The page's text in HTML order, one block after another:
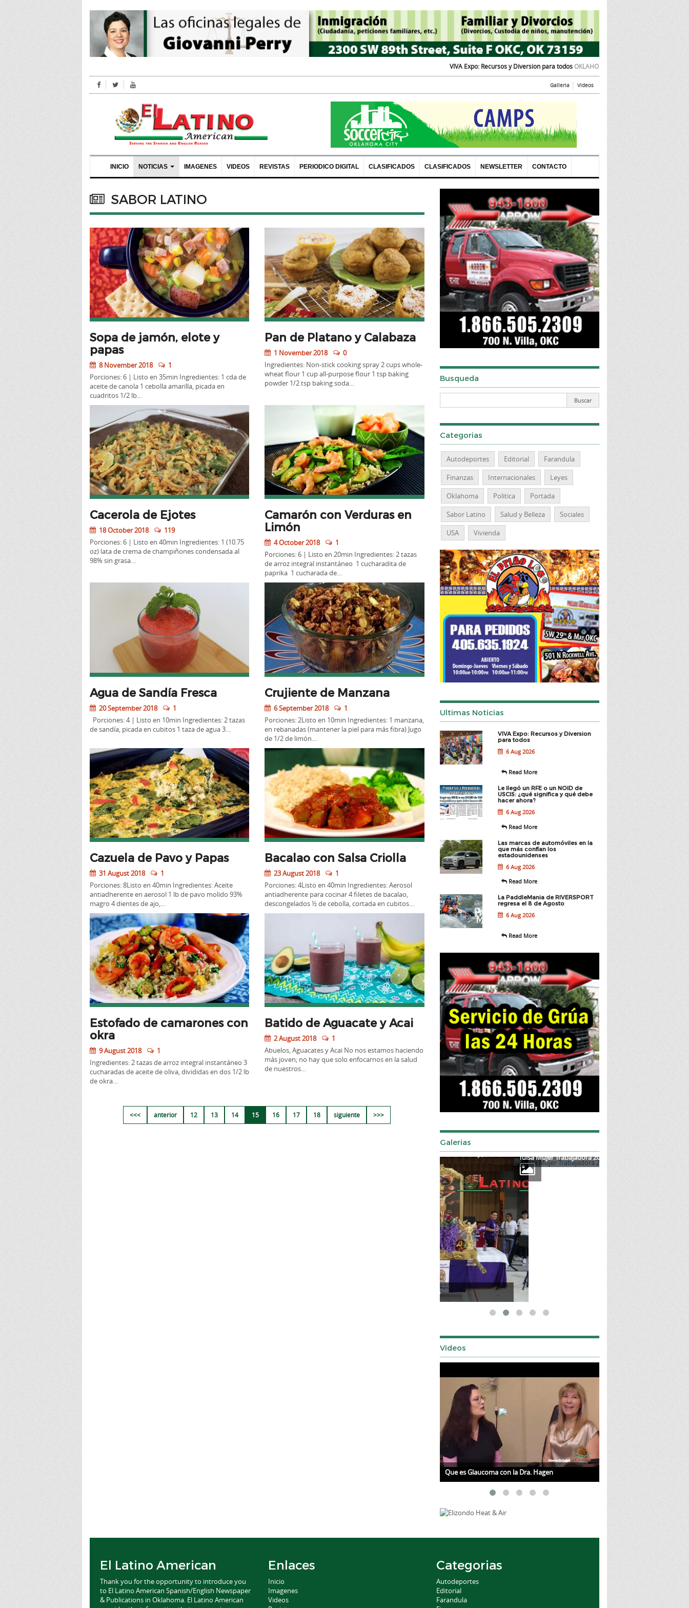
VIVA Expo: Recursos y Diversion para todosOKLAHOMA CITY, OK – La Cámara de Comercio Hispana
Galleria Videos
INICIO NOTICIAS IMAGENES VIDEOS REVISTAS PERIODICO DIGITAL CLASIFICADOS CLASIFICADOS NEWSLETTER CONTACTO
SABOR LATINO
Sopa de jamón, elote y
papas
8 November 2018
1
Porciones: 6 | Listo en 35min Ingredientes: 1 cda de
aceite de canola 1 cebolla amarilla, picada en
cuadritos 1/2 lb…
Pan de Platano y Calabaza
1 November 2018
0
Ingredientes: Non-stick cooking spray 2 cups whole-
wheat flour 1 cup all-purpose flour 1 tsp baking
powder 1/2 tsp baking soda…
Cacerola de Ejotes
18 October 2018
119
Porciones: 6 | Listo en 40min Ingredientes: 1 (10.75
oz) lata de crema de champiñones condensada al
98% sin grasa…
Camarón con Verduras en
Limón
4 October 2018
1
Porciones: 6 | Listo en 20min Ingredientes: 2 tazas
de arroz integral instantáneo 1 cucharadita de
paprika 1 cucharada de…
Agua de Sandía Fresca
20 September 2018
1
Porciones: 4 | Listo en 10min Ingredientes: 2 tazas
de sandía, picada en cubitos 1 taza de agua 3…
Crujiente de Manzana
6 September 2018
1
Porciones: 2Listo en 10min Ingredientes: 1 manzana,
en rebanadas (mantener la piel para más fibra) Jugo
de 1/2 de limón…
Cazuela de Pavo y Papas
31 August 2018
1
Porciones: 8Listo en 40min Ingredientes: Aceite
antiadherente en aerosol 1 lb de pavo molido 93%
magro 4 dientes de ajo,…
Bacalao con Salsa Criolla
23 August 2018
1
Porciones: 4Listo en 40min Ingredientes: Aerosol
antiadherente para cocinar 4 filetes de bacalao,
descongelados ½ de cebolla, cortada en cubitos…
Estofado de camarones con
okra
9 August 2018
1
Ingredientes: 2 tazas de arroz integral instantáneo 3
cucharadas de aceite de oliva, divididas en dos 1/2 lb
de okra…
Batido de Aguacate y Acai
2 August 2018
1
Abuelos, Aguacates y Acai No nos estamos haciendo
más joven; no hay que solo enfocarnos en la salud
de nuestros…
<<< anterior 12 13 14 15 16 17 18 siguiente >>>
Busqueda
Categorias
Autodeportes Editorial
Farandula
Finanzas
Internacionales
Leyes
Oklahoma
Politica
Portada
Sabor Latino
Salud y Belleza
Sociales
USA
Vivienda
Ultimas Noticias
VIVA Expo: Recursos y Diversion
para todos
6 Aug 2026
Read More
Le llegó un RFE o un NOID de
USCIS: ¿qué significa y qué debe
hacer ahora?
6 Aug 2026
Read More
Las marcas de automóviles en la
que más confían los
estadounidenses
6 Aug 2026
Read More
La PaddleMania de RIVERSPORT
regresa el 8 de Agosto
6 Aug 2026
Read More
Galerias
Tulsa Mujer Trabajadora 2025 Mother's Day 2025
Videos
Que es Glaucoma con la Dra. Hagen Mujer Trabajadora Tulsa,
El Latino American
Thank you for the opportunity to introduce you
to El Latino American Spanish/English Newspaper
& Publications in Oklahoma. El Latino American
Enlaces
Inicio
Imagenes
Videos
Categorias
Autodeportes
Editorial
Farandula